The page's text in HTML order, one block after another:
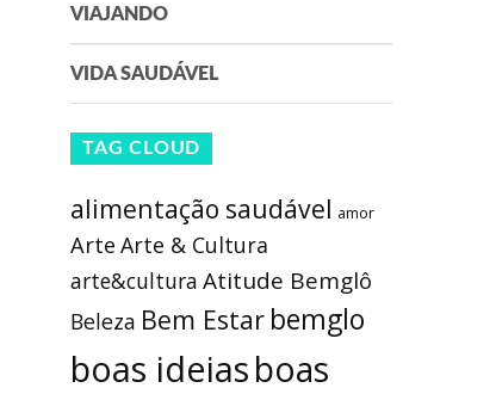
VIAJANDO
VIDA SAUDÁVEL
TAG CLOUD
alimentação saudável amor
Arte Arte & Cultura
arte&cultura Atitude Bemglô
Beleza Bem Estar bemglo
boas ideiasboas